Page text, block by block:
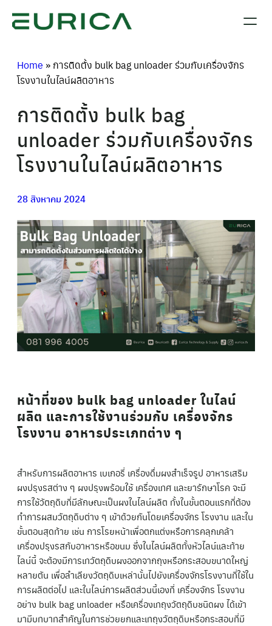
ข้าม
ไป
Home » การติดตั้ง bulk bag unloader ร่วมกับเครื่องจักร
โรงงานในไลน์ผลิตอาหาร
การติดตั้ง bulk bag
unloader ร่วมกับเครื่องจักร
โรงงานในไลน์ผลิตอาหาร
28 สิงหาคม 2024
หน้าที่ของ bulk bag unloader ในไลน์
ผลิต และการใช้งานร่วมกับ เครื่องจักร
โรงงาน อาหารประเภทต่าง ๆ
สำหรับการผลิตอาหาร เบเกอรี่ เครื่องดื่มผงสำเร็จรูป อาหารเสริม
ผงปรุงรสต่าง ๆ ผงปรุงพร้อมใช้ เครื่องเทศ และยารักษาโรค จะมี
การใช้วัตถุดิบที่มีลักษณะเป็นผงในไลน์ผลิต ทั้งในขั้นตอนแรกที่ต้อง
ทำการผสมวัตถุดิบต่าง ๆ เข้าด้วยกันโดยเครื่องจักร โรงงาน และใน
ขั้นตอนสุดท้าย เช่น การโรยหน้าเพื่อตกแต่งหรือการคลุกเคล้า
เครื่องปรุงรสกับอาหารหรือขนม ซึ่งในไลน์ผลิตทั้งหัวไลน์และท้าย
ไลน์นี้ จะต้องมีการเทวัตถุดิบผงออกจากถุงหรือกระสอบขนาดใหญ่
หลายตัน เพื่อลำเลียงวัตถุดิบเหล่านั้นไปยังเครื่องจักรโรงงานที่ใช้ใน
การผลิตต่อไป และในไลน์การผลิตส่วนนี้เองที่ เครื่องจักร โรงงาน
อย่าง bulk bag unloader หรือเครื่องเทถุงวัตถุดิบชนิดผง ได้เข้า
มามีบทบาทสำคัญในการช่วยยกและเทถุงวัตถุดิบหรือกระสอบที่มี